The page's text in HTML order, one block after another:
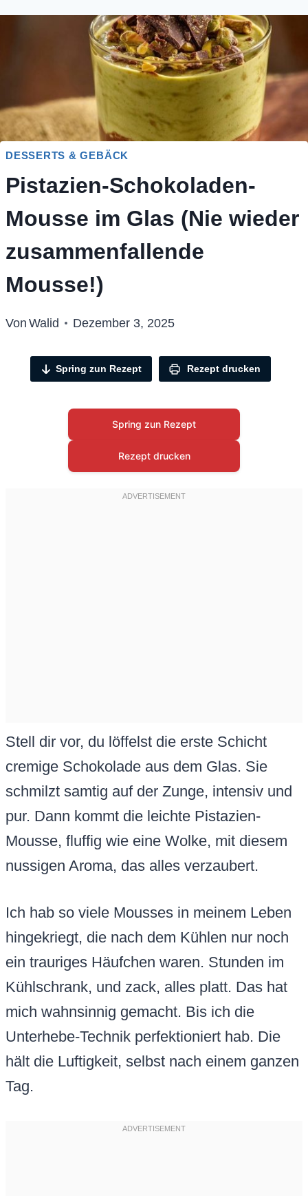
DESSERTS & GEBÄCK
Pistazien-Schokoladen-
Mousse im Glas (Nie wieder
zusammenfallende
Mousse!)
Von Walid Dezember 3, 2025
Spring zun Rezept Rezept drucken
Spring zun Rezept
Rezept drucken
Stell dir vor, du löffelst die erste Schicht
cremige Schokolade aus dem Glas. Sie
schmilzt samtig auf der Zunge, intensiv und
pur. Dann kommt die leichte Pistazien-
Mousse, fluffig wie eine Wolke, mit diesem
nussigen Aroma, das alles verzaubert.
Ich hab so viele Mousses in meinem Leben
hingekriegt, die nach dem Kühlen nur noch
ein trauriges Häufchen waren. Stunden im
Kühlschrank, und zack, alles platt. Das hat
mich wahnsinnig gemacht. Bis ich die
Unterhebe-Technik perfektioniert hab. Die
hält die Luftigkeit, selbst nach einem ganzen
Tag.